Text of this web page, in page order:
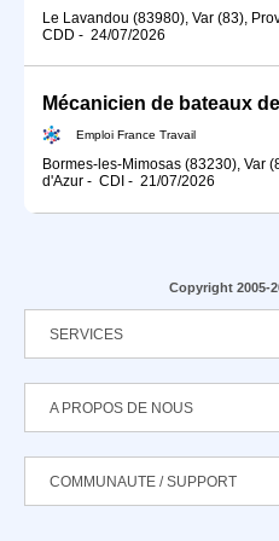
Le Lavandou (83980), Var (83),
CDD - 24/07/2026
Emploi France Travail
Bormes-les-Mimosas (83230), Var
d'Azur - CDI - 21/07/2026
Copyright 2005-
SERVICES
A PROPOS DE NOUS
COMMUNAUTE / SUPPORT